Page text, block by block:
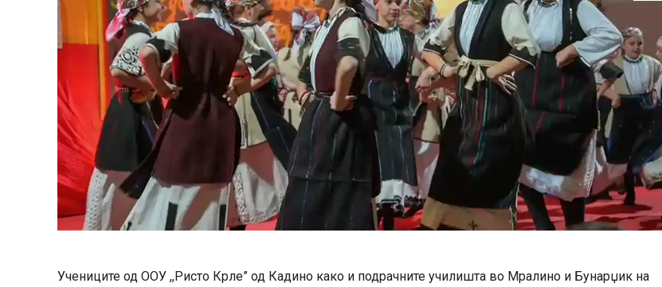
Учениците од ООУ ,,Ристо Крле” од Кадино како и подрачните училишта во Мралино и Бунарџик на